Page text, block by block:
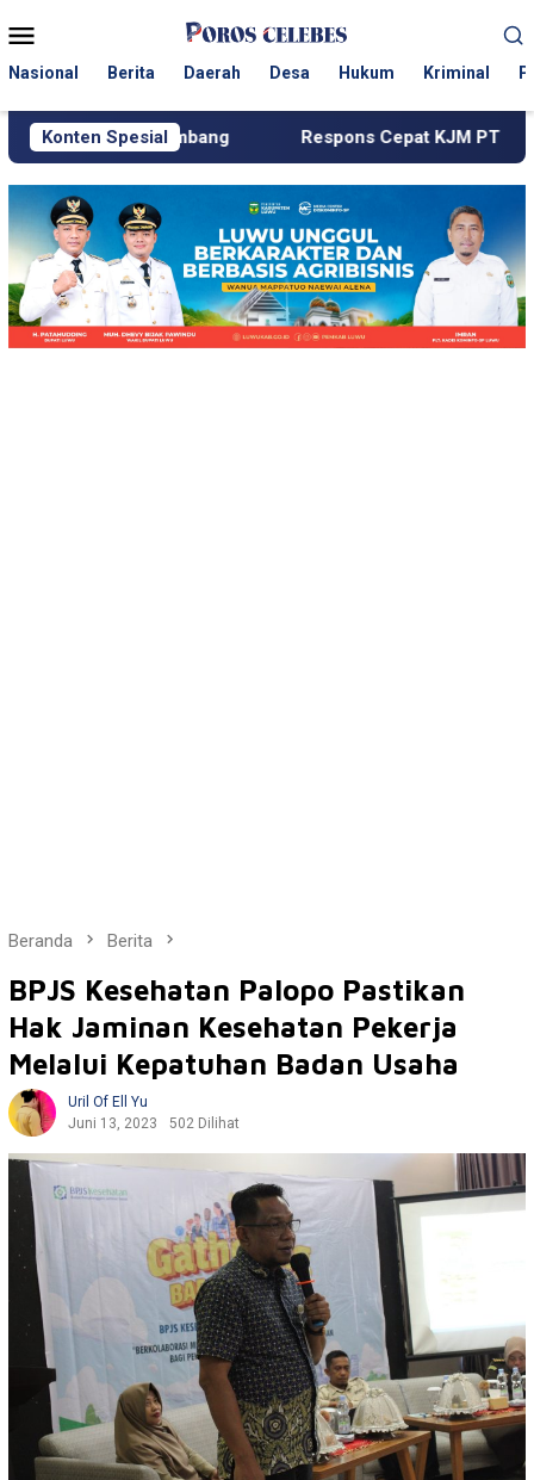
ke
Mobile
Nasional Berita Daerah Desa Hukum Kriminal
Konten SpesialRespons Cepat KJM PT MDA, Pipa Bocor
Beranda Berita
BPJS Kesehatan Palopo Pastikan
Hak Jaminan Kesehatan Pekerja
Melalui Kepatuhan Badan Usaha
Uril Of Ell Yu
Juni 13, 2023
502 Dilihat